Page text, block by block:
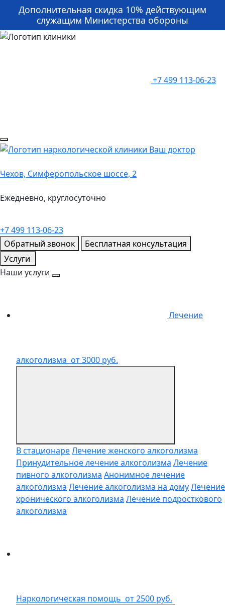
Дополнительная скидка 10% действующим
служащим Министерства обороны
+7 499 113-06-23
Чехов, Симферопольское шоссе, 2
Ежедневно, круглосуточно
+7 499 113-06-23
Обратный звонок
Бесплатная консультация
Услуги
Наши услуги
Лечение
алкоголизма от 3000 руб.
В стационареЛечение женского алкоголизма
Принудительное лечение алкоголизма Лечение
пивного алкоголизма Анонимное лечение
алкоголизма Лечение алкоголизма на домуЛечение
хронического алкоголизма Лечение подросткового
алкоголизма
Наркологическая помощь от 2500 руб.